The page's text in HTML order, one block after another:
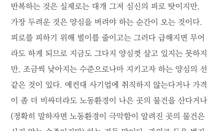
반복하는 것은 실제로는 대개 그저 심신의 피로 탓이지만,
가장 두려운 것은 양심을 버려야 하는 순간이 오는 것이다.
피로를 피하기 위해 벌이를 줄이고는 그러다 급해지면 무어
라도 하게 되므로 지금도 그다지 양심껏 살고 있지는 못하지
만, 조금씩 낮아지는 수준으로나마 지키고자 하는 양심의 선
같은 것이 있다. 예컨대 사기업에 취직하지 않는다거나 가격
이 좀 더 비싸더라도 노동환경이 나은 곳의 물건을 산다거나
(정확히 말하자면 노동환경이 극악함이 알려진 곳의 물건은